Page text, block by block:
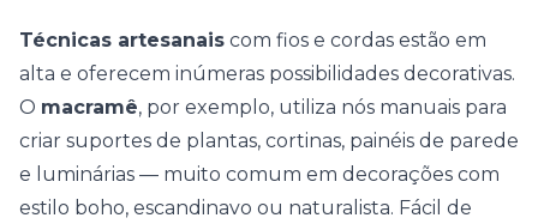
Técnicas artesanais com fios e cordas estão em
alta e oferecem inúmeras possibilidades decorativas.
O macramê, por exemplo, utiliza nós manuais para
criar suportes de plantas, cortinas, painéis de parede
e luminárias — muito comum em decorações com
estilo boho, escandinavo ou naturalista. Fácil de